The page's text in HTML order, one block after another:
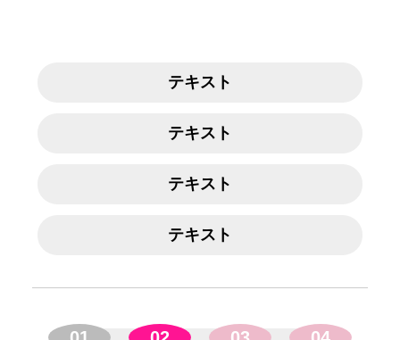
テキスト
テキスト
テキスト
テキスト